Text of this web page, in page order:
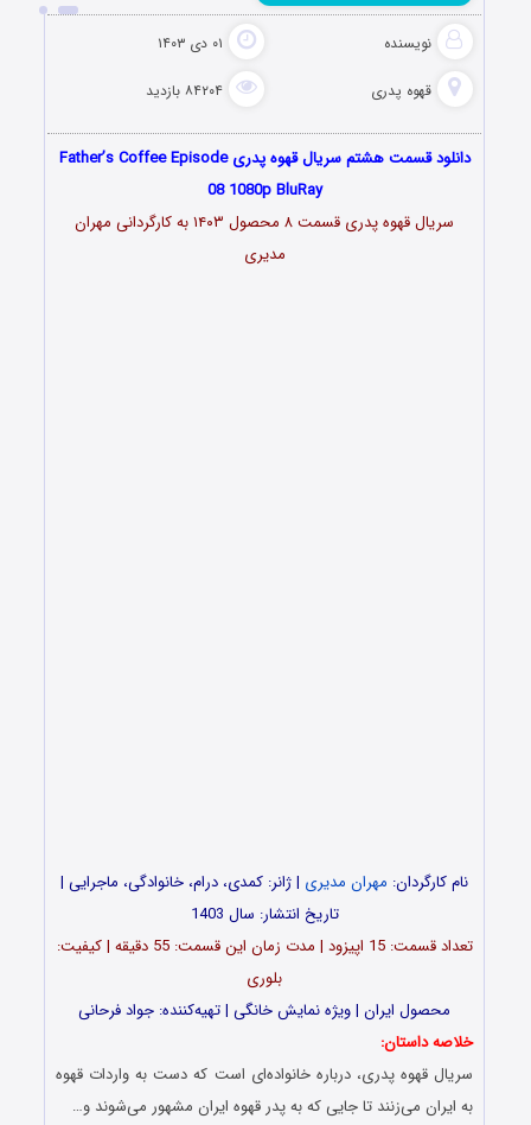
نویسنده ۰۱ دی ۱۴۰۳
قهوه پدری ۸۴۲۰۴ بازدید
دانلود قسمت هشتم سریال قهوه پدری Father’s Coffee Episode
08 1080p BluRay
سریال قهوه پدری قسمت ۸ محصول ۱۴۰۳ به کارگردانی مهران
مدیری
نام کارگردان: مهران مدیری | ژانر: کمدی، درام، خانوادگی، ماجرایی |
تاریخ انتشار: سال 1403
تعداد قسمت‌: 15 اپیزود | مدت زمان این قسمت: 55 دقیقه | کیفیت:
بلوری
محصول ایران | ویژه نمایش خانگی | تهیه‌کننده: جواد فرحانی
خلاصه داستان:
سریال قهوه پدری، درباره خانواده‌‌ای است که دست به واردات قهوه
به ایران می‌‌زنند تا جایی که به پدر قهوه ایران مشهور می‌‌شوند و…